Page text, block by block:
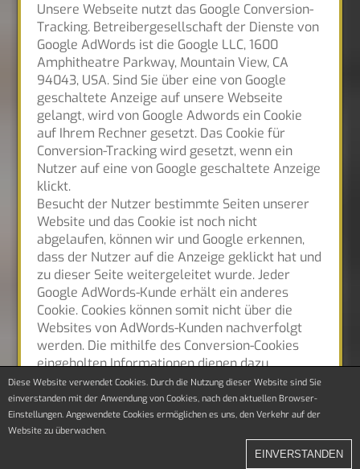
Unsere Webseite nutzt das Google Conversion-
Tracking. Betreibergesellschaft der Dienste von
Google AdWords ist die Google LLC, 1600
Amphitheatre Parkway, Mountain View, CA
94043, USA. Sind Sie über eine von Google
geschaltete Anzeige auf unsere Webseite
gelangt, wird von Google Adwords ein Cookie
auf Ihrem Rechner gesetzt. Das Cookie für
Conversion-Tracking wird gesetzt, wenn ein
Nutzer auf eine von Google geschaltete Anzeige
klickt.
Besucht der Nutzer bestimmte Seiten unserer
Website und das Cookie ist noch nicht
abgelaufen, können wir und Google erkennen,
dass der Nutzer auf die Anzeige geklickt hat und
zu dieser Seite weitergeleitet wurde. Jeder
Google AdWords-Kunde erhält ein anderes
Cookie. Cookies können somit nicht über die
Websites von AdWords-Kunden nachverfolgt
werden. Die mithilfe des Conversion-Cookies
eingeholten Informationen dienen dazu,
Conversion-Statistiken für AdWords-Kunden zu
erstellen, die sich für Conversion-Tracking
entschieden haben. Die Kunden erfahren die
Gesamtanzahl der Nutzer, die auf ihre Anzeige
geklickt haben und zu einer mit einem
Diese Website verwendet Cookies. Durch die Nutzung dieser Website sind Sie
einverstanden mit der Anwendung von Cookies, nach den aktuellen Browser-
Einstellungen. Angewendete Cookies ermöglichen es uns, den Verkehr auf der
Website zu überwachen.